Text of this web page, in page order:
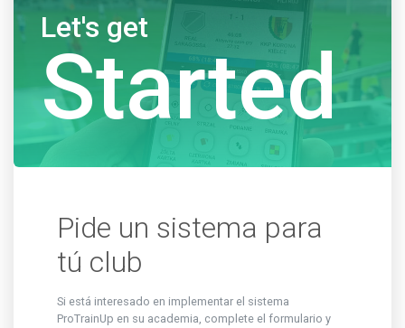
Let's get
Started
Pide un sistema para
tú club
Si está interesado en implementar el sistema
ProTrainUp en su academia, complete el formulario y